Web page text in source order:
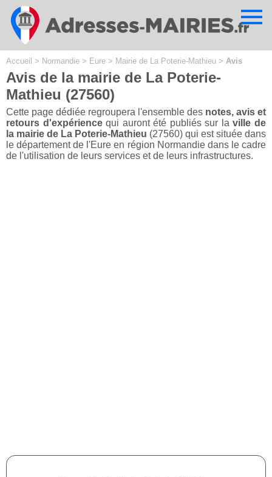
Accueil > Normandie > Eure > Mairie de La Poterie-Mathieu > Avis
Avis de la mairie de La Poterie-
Mathieu (27560)
Cette page dédiée regroupera l'ensemble des notes, avis et
retours d'expériencequi auront été publiés sur laville de
la mairie de La Poterie-Mathieu (27560) qui est située dans
le département de l'Eure en région Normandie dans le cadre
de l'utilisation de leurs services et de leurs infrastructures.
Cookies management panel